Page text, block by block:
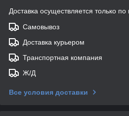
Доставка осуществляется только по
Самовывоз
Доставка курьером
Транспортная компания
Ж/Д
Все условия доставки